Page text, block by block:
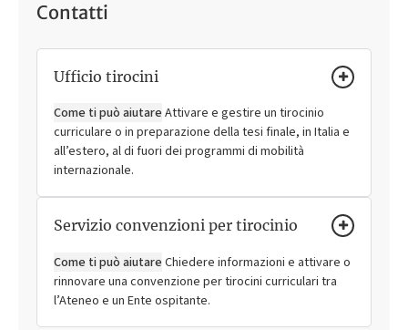
Contatti
Ufficio tirocini
Come ti può aiutareAttivare e gestire un tirocinio
curriculare o in preparazione della tesi finale, in Italia e
all’estero, al di fuori dei programmi di mobilità
internazionale.
Servizio convenzioni per tirocinio
Come ti può aiutareChiedere informazioni e attivare o
rinnovare una convenzione per tirocini curriculari tra
l’Ateneo e un Ente ospitante.